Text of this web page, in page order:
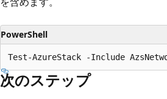
PowerShell
次のステップ